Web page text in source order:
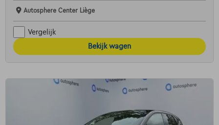
Autosphere Center Liège
Vergelijk
Bekijk wagen